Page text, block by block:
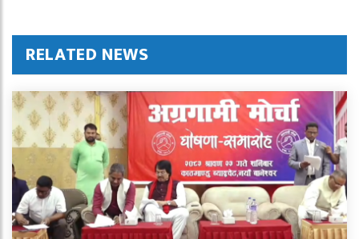
RELATED NEWS